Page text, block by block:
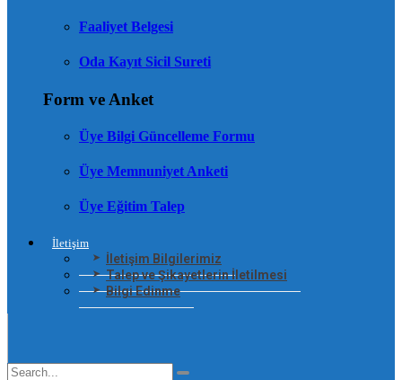
Faaliyet Belgesi
Oda Kayıt Sicil Sureti
Form ve Anket
Üye Bilgi Güncelleme Formu
Üye Memnuniyet Anketi
Üye Eğitim Talep
İletişim
İletişim Bilgilerimiz
Talep ve Şikayetlerin İletilmesi
Bilgi Edinme